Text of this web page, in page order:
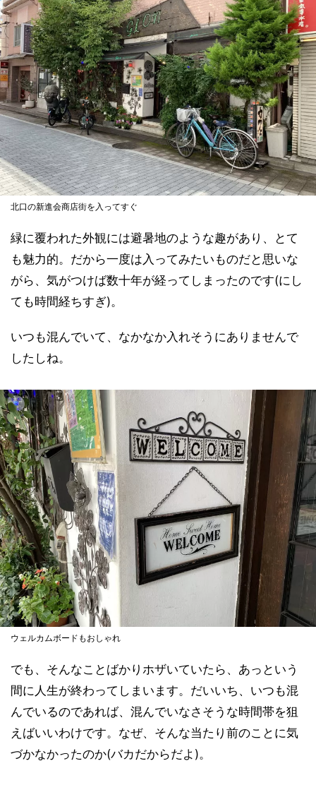
北口の新進会商店街を入ってすぐ
緑に覆われた外観には避暑地のような趣があり、とて
も魅力的。だから一度は入ってみたいものだと思いな
がら、気がつけば数十年が経ってしまったのです(にし
ても時間経ちすぎ)。
いつも混んでいて、なかなか入れそうにありませんで
したしね。
ウェルカムボードもおしゃれ
でも、そんなことばかりホザいていたら、あっという
間に人生が終わってしまいます。だいいち、いつも混
んでいるのであれば、混んでいなさそうな時間帯を狙
えばいいわけです。なぜ、そんな当たり前のことに気
づかなかったのか(バカだからだよ)。